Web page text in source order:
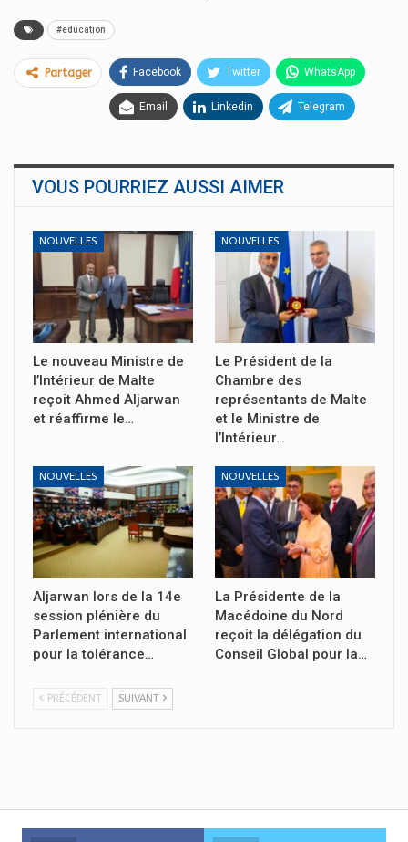
#education
Partager Facebook Twitter WhatsApp
Email Linkedin Telegram
VOUS POURRIEZ AUSSI AIMER
NOUVELLES
Le nouveau Ministre de
l’Intérieur de Malte
reçoit Ahmed Aljarwan
et réaffirme le…
NOUVELLES
Le Président de la
Chambre des
représentants de Malte
et le Ministre de
l’Intérieur…
NOUVELLES
Aljarwan lors de la 14e
session plénière du
Parlement international
pour la tolérance…
NOUVELLES
La Présidente de la
Macédoine du Nord
reçoit la délégation du
Conseil Global pour la…
PRÉCÉDENT SUIVANT